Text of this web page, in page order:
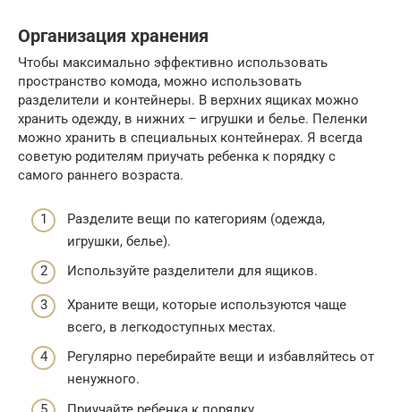
Организация хранения
Чтобы максимально эффективно использовать
пространство комода, можно использовать
разделители и контейнеры. В верхних ящиках можно
хранить одежду, в нижних – игрушки и белье. Пеленки
можно хранить в специальных контейнерах. Я всегда
советую родителям приучать ребенка к порядку с
самого раннего возраста.
Разделите вещи по категориям (одежда,
игрушки, белье).
Используйте разделители для ящиков.
Храните вещи, которые используются чаще
всего, в легкодоступных местах.
Регулярно перебирайте вещи и избавляйтесь от
ненужного.